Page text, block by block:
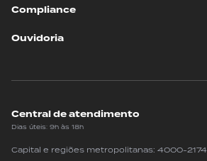
Compliance
Ouvidoria
Central de atendimento
Dias úteis: 9h às 18h
Capital e regiões metropolitanas: 4000-2174